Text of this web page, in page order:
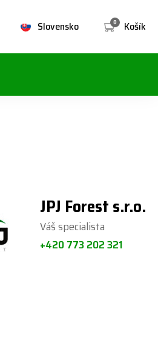
0 Košík
Slovensko
JPJ Forest s.r.o.
Váš specialista
+420 773 202 321